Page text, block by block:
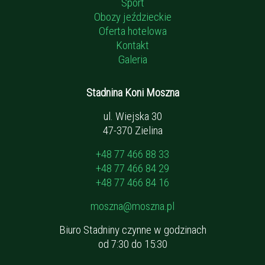
Obozy jeździeckie
Oferta hotelowa
Kontakt
Galeria
Stadnina Koni Moszna
ul. Wiejska 30
47-370 Zielina
+48 77 466 88 33
+48 77 466 84 29
+48 77 466 84 16
moszna@moszna.pl
Biuro Stadniny czynne w godzinach
od 7:30 do 15:30